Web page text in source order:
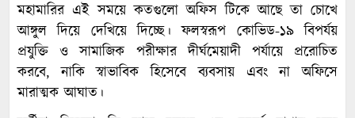
মহামারির এই সময়ে কতগুলো অফিস টিকে আছে তা চোখে
আঙ্গুল দিয়ে দেখিয়ে দিচ্ছে। ফলস্বরূপ কোভিড-১৯ বিপর্যয়
প্রযুক্তি ও সামাজিক পরীক্ষার দীর্ঘমেয়াদী পর্যায়ে প্ররোচিত
করবে, নাকি স্বাভাবিক হিসেবে ব্যবসায় এবং না অফিসে
মারাত্মক আঘাত।